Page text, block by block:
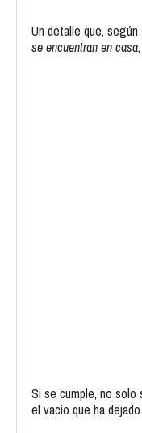
Un detalle que,
se encuentran en
Si se cumple, no solo
el vacío que ha